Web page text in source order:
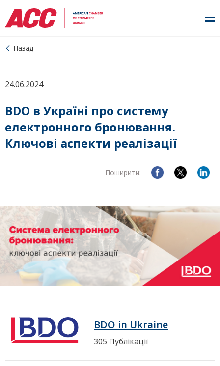
Назад
24.06.2024
BDO в Україні про систему
електронного бронювання.
Ключові аспекти реалізації
Поширити:
BDO in Ukraine
305 Публікації